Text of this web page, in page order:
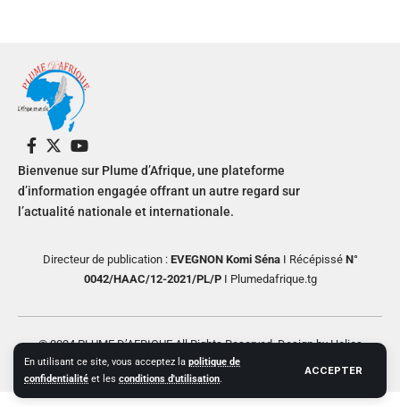
En utilisant ce site, vous acceptez la politique de
confidentialité et les conditions d'utilisation.
ACCEPTER
Bienvenue sur Plume d’Afrique, une plateforme
d’information engagée offrant un autre regard sur
l’actualité nationale et internationale.
Directeur de publication : EVEGNON Komi SénaI RécépisséN°
0042/HAAC/12-2021/PL/PI Plumedafrique.tg
© 2024 PLUME D’AFRIQUE All Rights Reserved. Design by Helios
Creative